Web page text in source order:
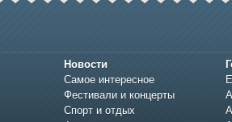
Новости
Самое интересное
Фестивали и концерты
Спорт и отдых